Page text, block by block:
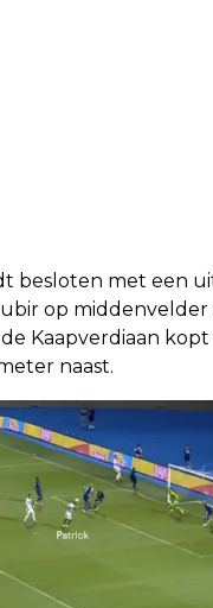
besloten met een
op middenvelder
Kaapverdiaan
naast.